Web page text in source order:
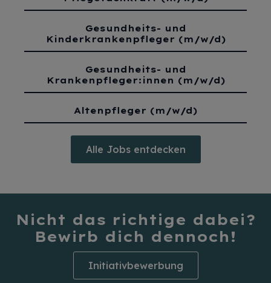
Gesundheits- und
Kinderkrankenpfleger (m/w/d)
Gesundheits- und
Krankenpfleger:innen (m/w/d)
Altenpfleger (m/w/d)
Alle Jobs entdecken
Nicht das richtige dabei?
Bewirb dich dennoch!
Initiativbewerbung